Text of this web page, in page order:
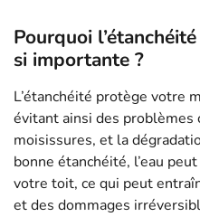
Pourquoi
si importante ?
L’étanchéité protège votre
évitant ainsi des problèmes
moisissures, et la
bonne étanchéité, l’eau
votre toit, ce qui peut
et des dommages